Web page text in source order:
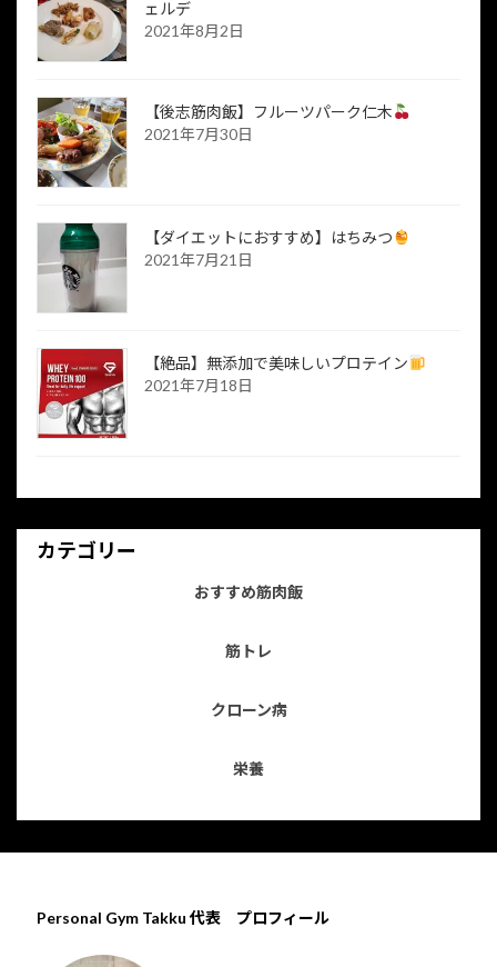
ェルデ
2021年8月2日
【後志筋肉飯】フルーツパーク仁木
2021年7月30日
【ダイエットにおすすめ】はちみつ
2021年7月21日
【絶品】無添加で美味しいプロテイン
2021年7月18日
カテゴリー
おすすめ筋肉飯
筋トレ
クローン病
栄養
Personal Gym Takku 代表 プロフィール